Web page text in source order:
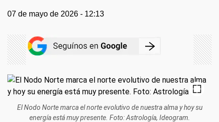
07 de mayo de 2026 - 12:13
El Nodo Norte marca el norte evolutivo de nuestra alma y hoy su
energía está muy presente. Foto: Astrología, Ideogram.